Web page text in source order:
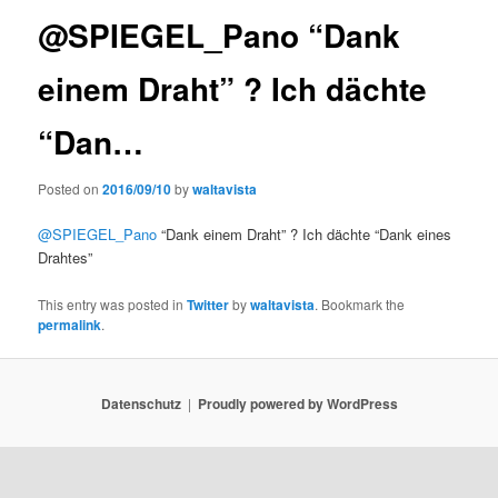
@SPIEGEL_Pano “Dank
einem Draht” ? Ich dächte
“Dan…
Posted on2016/09/10bywaltavista
@SPIEGEL_Pano “Dank einem Draht” ? Ich dächte “Dank eines
Drahtes”
This entry was posted inTwitterbywaltavista. Bookmark the
permalink.
Datenschutz Proudly powered by WordPress